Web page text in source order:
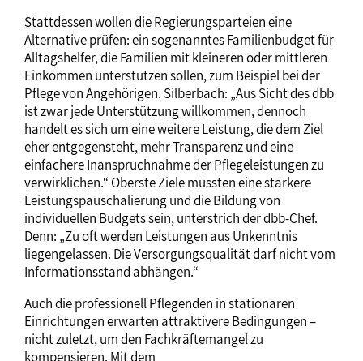
Stattdessen wollen die Regierungsparteien eine
Alternative prüfen: ein sogenanntes Familienbudget für
Alltagshelfer, die Familien mit kleineren oder mittleren
Einkommen unterstützen sollen, zum Beispiel bei der
Pflege von Angehörigen. Silberbach: „Aus Sicht des dbb
ist zwar jede Unterstützung willkommen, dennoch
handelt es sich um eine weitere Leistung, die dem Ziel
eher entgegensteht, mehr Transparenz und eine
einfachere Inanspruchnahme der Pflegeleistungen zu
verwirklichen.“ Oberste Ziele müssten eine stärkere
Leistungspauschalierung und die Bildung von
individuellen Budgets sein, unterstrich der dbb-Chef.
Denn: „Zu oft werden Leistungen aus Unkenntnis
liegengelassen. Die Versorgungsqualität darf nicht vom
Informationsstand abhängen.“
Auch die professionell Pflegenden in stationären
Einrichtungen erwarten attraktivere Bedingungen –
nicht zuletzt, um den Fachkräftemangel zu
kompensieren. Mit dem